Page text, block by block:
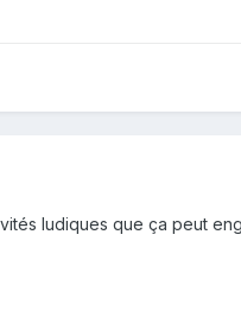
ludiques que ça peut